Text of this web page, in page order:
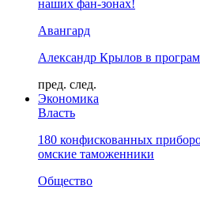
наших фан-зонах!
Авангард
Александр Крылов в
пред. след.
Экономика
Власть
180 конфискованных
омские таможенники
Общество